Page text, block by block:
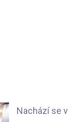
Nachází se v